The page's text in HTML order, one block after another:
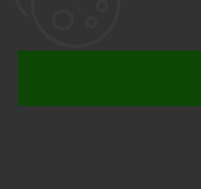
Všechny
Do košíku